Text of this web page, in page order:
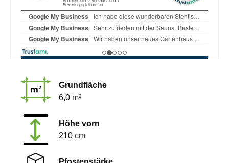
Grundfläche
6,0 m²
Höhe vorn
210 cm